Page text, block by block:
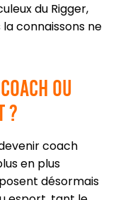
du Rigger,
connaissons ne
ou
?
coach
en plus
désormais